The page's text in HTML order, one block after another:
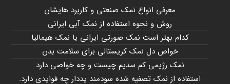
معرفی انواع نمک صنعتی و کاربرد هایشان
روش و نحوه استفاده از نمک آبی ایرانی
کدام بهتر است نمک صورتی ایرانی یا نمک هیمالیا
خواص دل نمک کریستالی برای سلامت بدن
نمک رژیمی کم سدیم چیست و چه خواصی دارد
استفاده از نمک تصفیه شده سودمند یددار چه فوایدی دارد.